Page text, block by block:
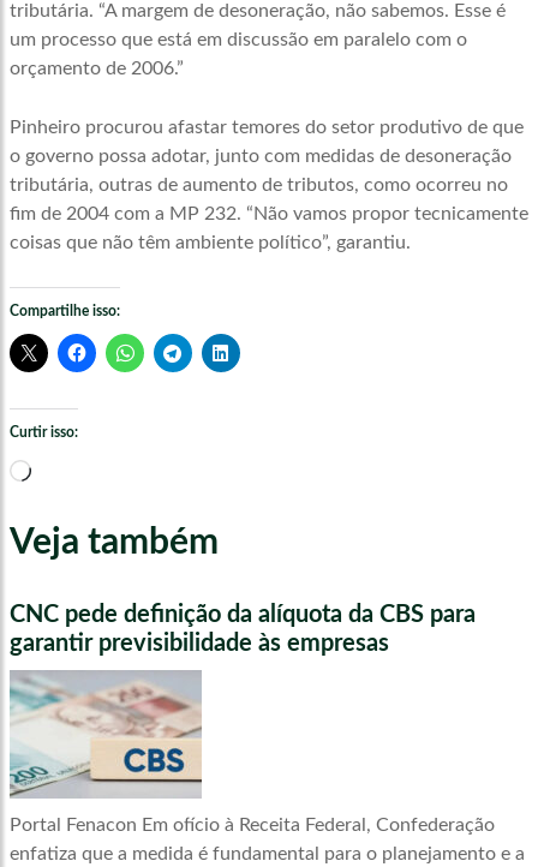
tributária. “A margem de desoneração, não sabemos. Esse é
um processo que está em discussão em paralelo com o
orçamento de 2006.”
Pinheiro procurou afastar temores do setor produtivo de que
o governo possa adotar, junto com medidas de desoneração
tributária, outras de aumento de tributos, como ocorreu no
fim de 2004 com a MP 232. “Não vamos propor tecnicamente
coisas que não têm ambiente político”, garantiu.
Compartilhe isso:
Curtir isso:
Carregando...
Veja também
CNC pede definição da alíquota da CBS para
garantir previsibilidade às empresas
Portal Fenacon Em ofício à Receita Federal, Confederação
enfatiza que a medida é fundamental para o planejamento e a